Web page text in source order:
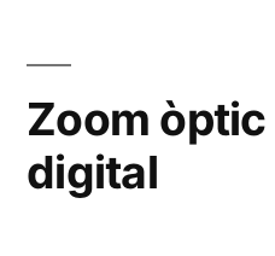
Zoom
digital